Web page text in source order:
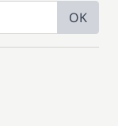
OK